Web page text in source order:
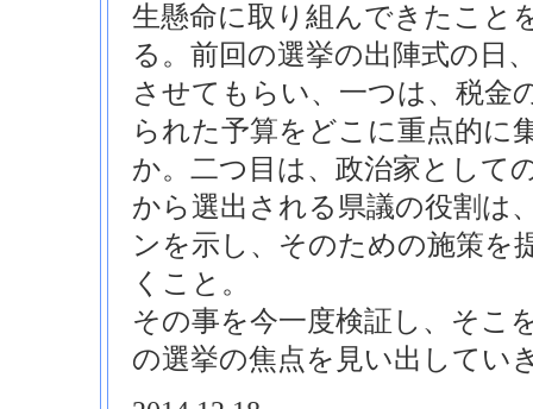
生懸命に取り組んできたこと
る。前回の選挙の出陣式の日
させてもらい、一つは、税金
られた予算をどこに重点的に
か。二つ目は、政治家として
から選出される県議の役割は
ンを示し、そのための施策を
くこと。
その事を今一度検証し、そこ
の選挙の焦点を見い出してい